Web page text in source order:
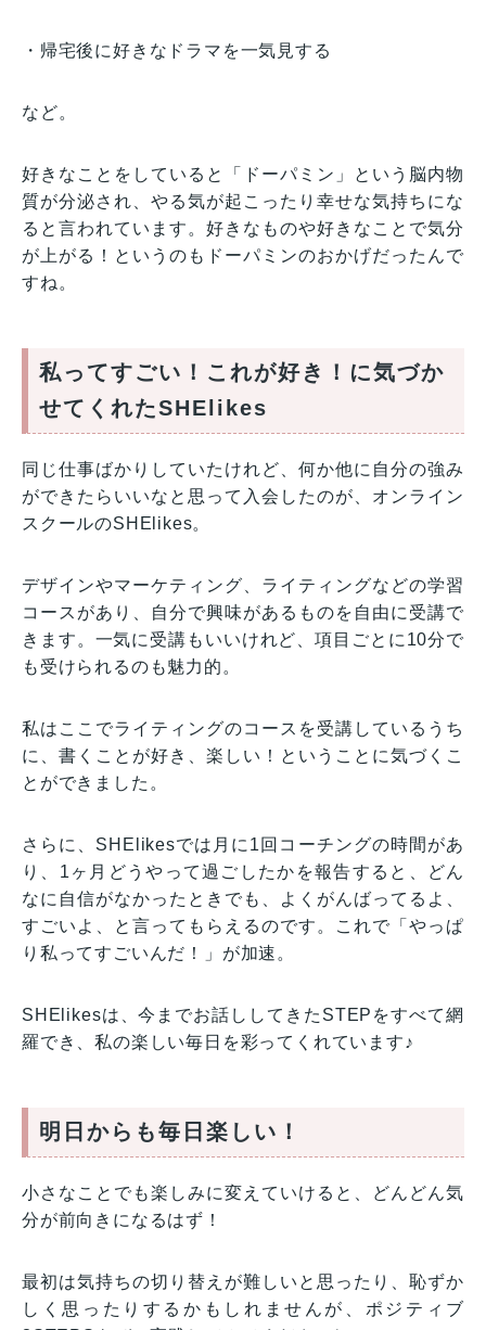
・帰宅後に好きなドラマを一気見する
など。
好きなことをしていると「ドーパミン」という脳内物
質が分泌され、やる気が起こったり幸せな気持ちにな
ると言われています。好きなものや好きなことで気分
が上がる！というのもドーパミンのおかげだったんで
すね。
私ってすごい！これが好き！に気づか
せてくれたSHElikes
同じ仕事ばかりしていたけれど、何か他に自分の強み
ができたらいいなと思って入会したのが、オンライン
スクールのSHElikes。
デザインやマーケティング、ライティングなどの学習
コースがあり、自分で興味があるものを自由に受講で
きます。一気に受講もいいけれど、項目ごとに10分で
も受けられるのも魅力的。
私はここでライティングのコースを受講しているうち
に、書くことが好き、楽しい！ということに気づくこ
とができました。
さらに、SHElikesでは月に1回コーチングの時間があ
り、1ヶ月どうやって過ごしたかを報告すると、どん
なに自信がなかったときでも、よくがんばってるよ、
すごいよ、と言ってもらえるのです。これで「やっぱ
り私ってすごいんだ！」が加速。
SHElikesは、今までお話ししてきたSTEPをすべて網
羅でき、私の楽しい毎日を彩ってくれています♪
明日からも毎日楽しい！
小さなことでも楽しみに変えていけると、どんどん気
分が前向きになるはず！
最初は気持ちの切り替えが難しいと思ったり、恥ずか
しく思ったりするかもしれませんが、ポジティブ